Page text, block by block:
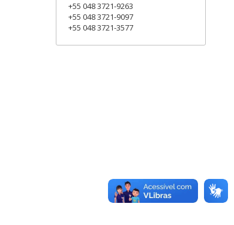
+55 048 3721-9263
+55 048 3721-9097
+55 048 3721-3577